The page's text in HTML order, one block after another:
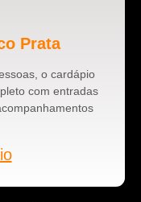
Prata
o cardápio
com entradas